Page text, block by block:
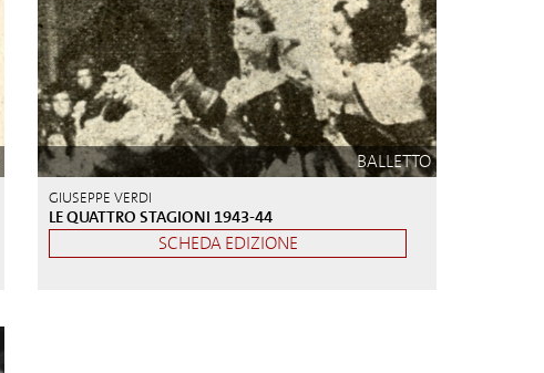
BALLETTO
GIUSEPPE VERDI
LE QUATTRO STAGIONI 1943-44
SCHEDA EDIZIONE